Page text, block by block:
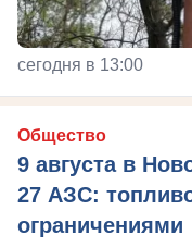
сегодня в 13:00
Общество
9 августа в
27 АЗС:
ограничениями